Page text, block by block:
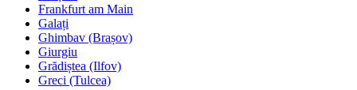
Frankfurt am Main
Galați
Ghimbav (Brașov)
Giurgiu
Grădiștea (Ilfov)
Greci (Tulcea)